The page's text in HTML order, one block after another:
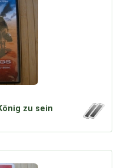
zu sein